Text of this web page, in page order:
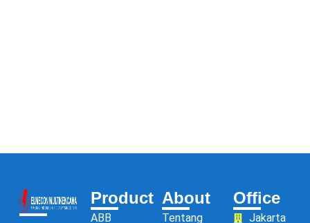
Product
ABB
About
Tentang
Office
Jakarta